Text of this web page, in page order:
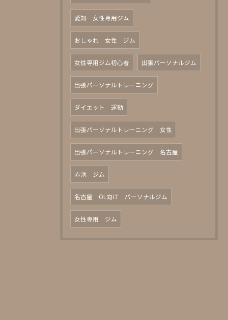
愛知 女性専用ジム
おしゃれ 女性 ジム
女性専用ジム初心者 出張パーソナルジム
出張パーソナルトレーニング
ダイエット 運動
出張パーソナルトレーニング 女性
出張パーソナルトレーニング 名古屋
赤池 ジム
名古屋 OL向け パーソナルジム
女性専用 ジム